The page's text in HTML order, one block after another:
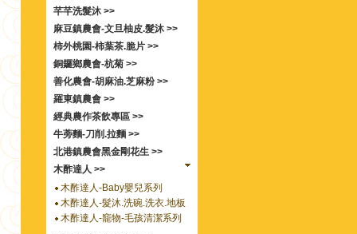
芊芊洗髮沐 >>
麻豆鎮農會-文旦柚皮.髮沐 >>
柿外桃園-柿葉茶.脆片 >>
銅鑼鄉農會-杭菊 >>
善化農會-胡麻油.芝麻粉 >>
羅東鎮農會 >>
經典農作茶飲專區 >>
牛蒡麵-刀削.拉麵 >>
北港鎮農會黑金剛花生 >>
木酢達人 >>
木酢達人-Baby嬰兒系列
木酢達人-髮沐.洗碗.洗衣.地板
木酢達人-竉物-毛孩清潔系列